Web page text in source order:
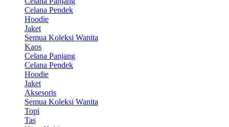
Celana Pendek
Hoodie
Jaket
Semua Koleksi Wanita
Kaos
Celana Panjang
Celana Pendek
Hoodie
Jaket
Aksesoris
Semua Koleksi Wanita
Topi
Tas